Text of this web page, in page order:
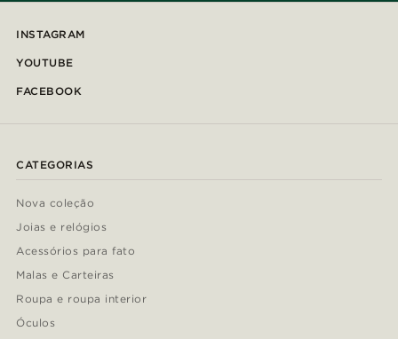
INSTAGRAM
YOUTUBE
FACEBOOK
CATEGORIAS
Nova coleção
Joias e relógios
Acessórios para fato
Malas e Carteiras
Roupa e roupa interior
Óculos